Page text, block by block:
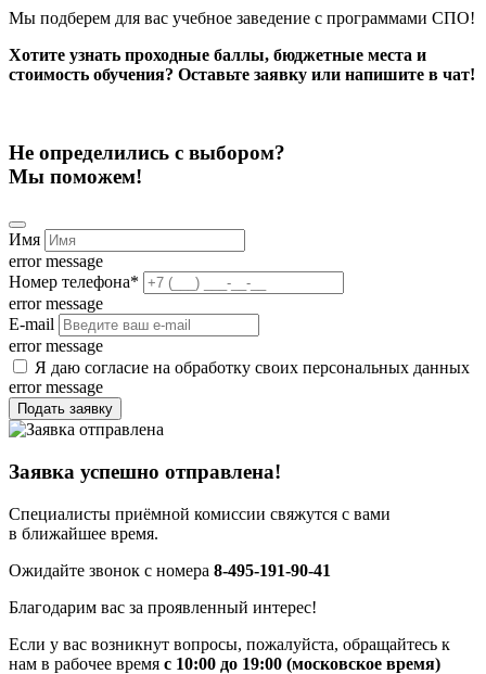
Мы подберем для вас учебное заведение с программами СПО!
Хотите узнать проходные баллы, бюджетные места и
стоимость обучения? Оставьте заявку или напишите в чат!
Не определились с выбором?
Мы поможем!
Имя
error message
Номер телефона*
error message
E-mail
error message
Я даю согласие на обработку своих персональных данных
error message
Подать заявку
Заявка успешно отправлена!
Специалисты приёмной комиссии свяжутся с вами
в ближайшее время.
Ожидайте звонок с номера 8-495-191-90-41
Благодарим вас за проявленный интерес!
Если у вас возникнут вопросы, пожалуйста, обращайтесь к
нам в рабочее время с 10:00 до 19:00 (московское время)